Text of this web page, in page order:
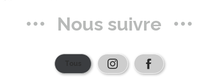
Nous suivre